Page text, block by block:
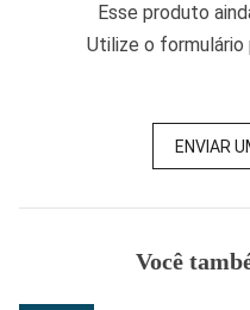
Esse produto
Utilize o formulário
ENVIAR
Você